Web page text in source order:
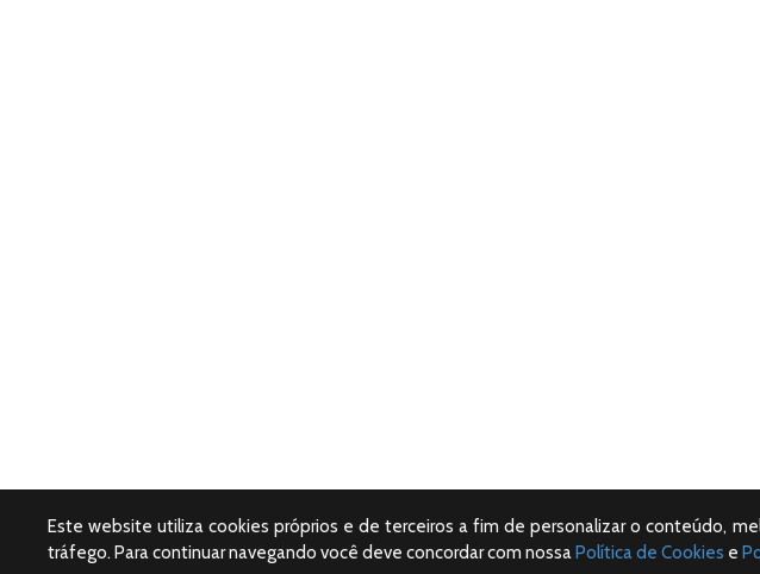
Este website utiliza cookies próprios e de terceiros a fim de personalizar o conteúdo,
tráfego. Para continuar navegando você deve concordar com nossaPolítica de Cookies e